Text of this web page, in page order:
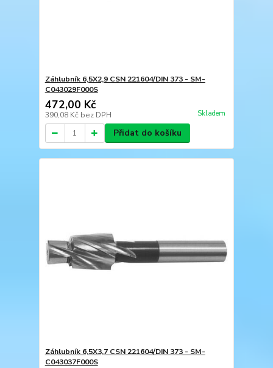
Záhlubník 6,5X2,9 CSN 221604/DIN 373 - SM-
C043029F000S
472,00 Kč
390,08 Kč bez DPH Skladem
Přidat do košíku
Záhlubník 6,5X3,7 CSN 221604/DIN 373 - SM-
C043037F000S